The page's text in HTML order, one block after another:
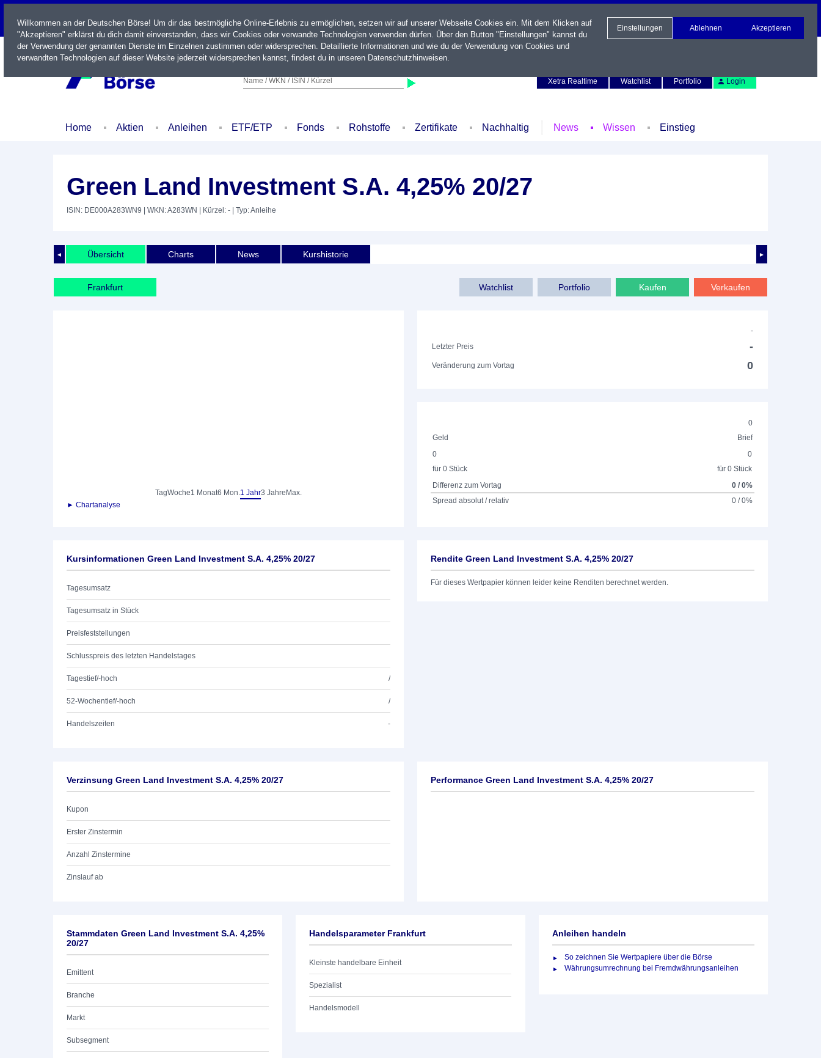
LIVE
Name / WKN / ISIN / Kürzel
Xetra Realtime
Watchlist Portfolio Login
Home Aktien Anleihen ETF/ETP Fonds Rohstoffe Zertifikate Nachhaltig News Wissen Einstieg
Green Land Investment S.A. 4,25% 20/27
ISIN: DE000A283WN9 | WKN: A283WN | Kürzel: - | Typ: Anleihe
◄ ►
Übersicht Charts News Kurshistorie
Frankfurt Verkaufen
Kaufen
Portfolio
Watchlist
TagWoche1 Monat6 Mon.1 Jahr3 Jahre Max.
► Chartanalyse
-
Letzter Preis
-
Veränderung zum Vortag 0
0
Geld
Brief
0
für 0 Stück
0
für 0 Stück
Differenz zum Vortag
0 / 0%
Spread absolut / relativ
0 / 0%
Kursinformationen Green Land Investment S.A. 4,25% 20/27
Tagesumsatz
Tagesumsatz in Stück
Preisfeststellungen
Schlusspreis des letzten Handelstages
Tagestief/-hoch /
52-Wochentief/-hoch /
Handelszeiten -
Rendite Green Land Investment S.A. 4,25% 20/27
Für dieses Wertpapier können leider keine Renditen berechnet werden.
Verzinsung Green Land Investment S.A. 4,25% 20/27
Kupon
Erster Zinstermin
Anzahl Zinstermine
Zinslauf ab
Performance Green Land Investment S.A. 4,25% 20/27
Stammdaten Green Land Investment S.A. 4,25%
20/27
Emittent
Branche
Markt
Subsegment
Handelsparameter Frankfurt
Kleinste handelbare Einheit
Spezialist
Handelsmodell
Anleihen handeln
So zeichnen Sie Wertpapiere über die Börse
Währungsumrechnung bei Fremdwährungsanleihen
Willkommen an der Deutschen Börse! Um dir das bestmögliche Online-Erlebnis zu ermöglichen, setzen wir auf unserer Webseite Cookies ein. Mit dem Klicken auf
"Akzeptieren" erklärst du dich damit einverstanden, dass wir Cookies oder verwandte Technologien verwenden dürfen. Über den Button "Einstellungen" kannst du
der Verwendung der genannten Dienste im Einzelnen zustimmen oder widersprechen. Detaillierte Informationen und wie du der Verwendung von Cookies und
verwandten Technologien auf dieser Website jederzeit widersprechen kannst, findest du in unseren Datenschutzhinweisen.
Einstellungen Ablehnen Akzeptieren